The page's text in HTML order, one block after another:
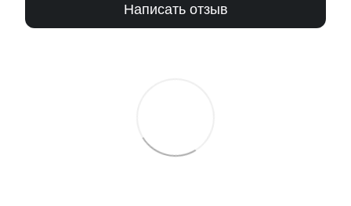
Написать отзыв